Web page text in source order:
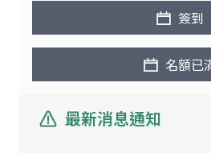
簽到
名額已
最新消息通知